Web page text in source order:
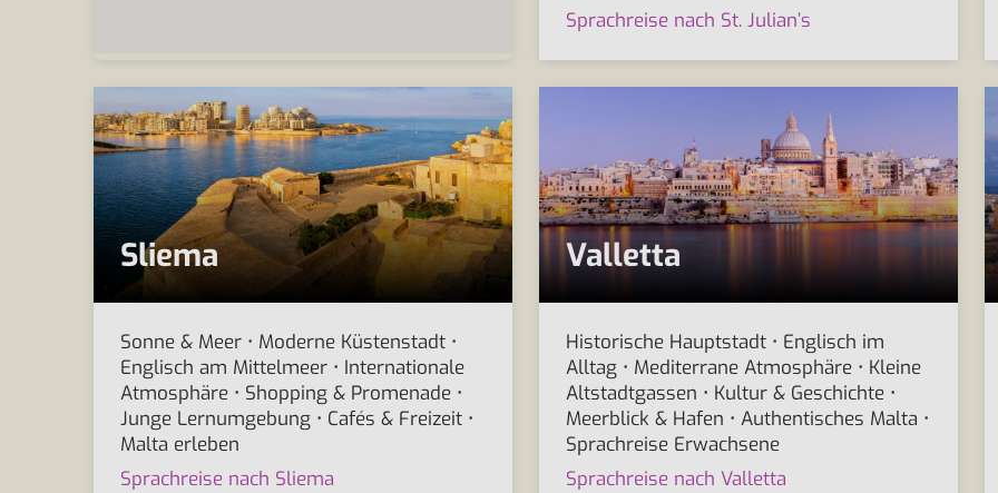
Sprachreise nach St. Julian’s
Sliema
Sonne & Meer • Moderne Küstenstadt •
Englisch am Mittelmeer • Internationale
Atmosphäre • Shopping & Promenade •
Junge Lernumgebung • Cafés & Freizeit •
Malta erleben
Sprachreise nach Sliema
Valletta
Historische Hauptstadt • Englisch im
Alltag • Mediterrane Atmosphäre • Kleine
Altstadtgassen • Kultur & Geschichte •
Meerblick & Hafen • Authentisches Malta •
Sprachreise Erwachsene
Sprachreise nach Valletta